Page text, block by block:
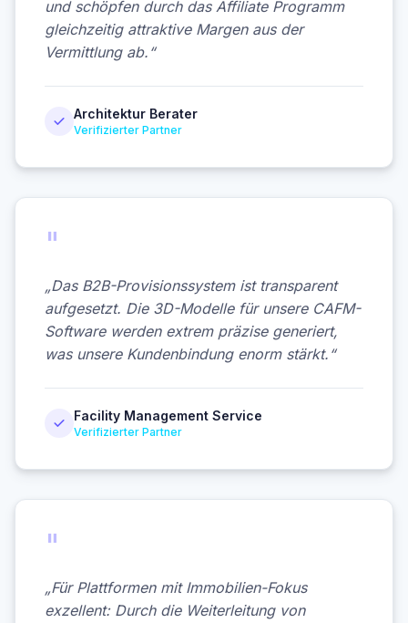
und schöpfen durch das Affiliate Programm
gleichzeitig attraktive Margen aus der
Vermittlung ab.“
Architektur Berater
Verifizierter Partner
"
„Das B2B-Provisionssystem ist transparent
aufgesetzt. Die 3D-Modelle für unsere CAFM-
Software werden extrem präzise generiert,
was unsere Kundenbindung enorm stärkt.“
Facility Management Service
Verifizierter Partner
"
„Für Plattformen mit Immobilien-Fokus
exzellent: Durch die Weiterleitung von